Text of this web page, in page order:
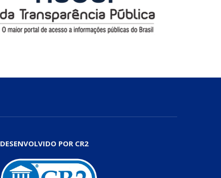
DESENVOLVIDO POR CR2